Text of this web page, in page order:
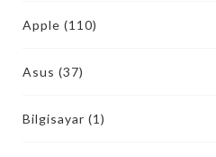
Apple (110)
Asus (37)
Bilgisayar (1)